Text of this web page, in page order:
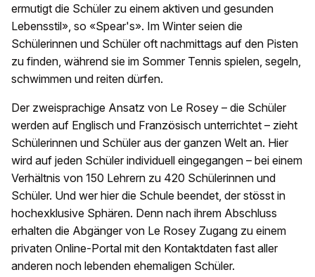
ermutigt die Schüler zu einem aktiven und gesunden
Lebensstil», so «Spear's». Im Winter seien die
Schülerinnen und Schüler oft nachmittags auf den Pisten
zu finden, während sie im Sommer Tennis spielen, segeln,
schwimmen und reiten dürfen.
Der zweisprachige Ansatz von Le Rosey – die Schüler
werden auf Englisch und Französisch unterrichtet – zieht
Schülerinnen und Schüler aus der ganzen Welt an. Hier
wird auf jeden Schüler individuell eingegangen – bei einem
Verhältnis von 150 Lehrern zu 420 Schülerinnen und
Schüler. Und wer hier die Schule beendet, der stösst in
hochexklusive Sphären. Denn nach ihrem Abschluss
erhalten die Abgänger von Le Rosey Zugang zu einem
privaten Online-Portal mit den Kontaktdaten fast aller
anderen noch lebenden ehemaligen Schüler.